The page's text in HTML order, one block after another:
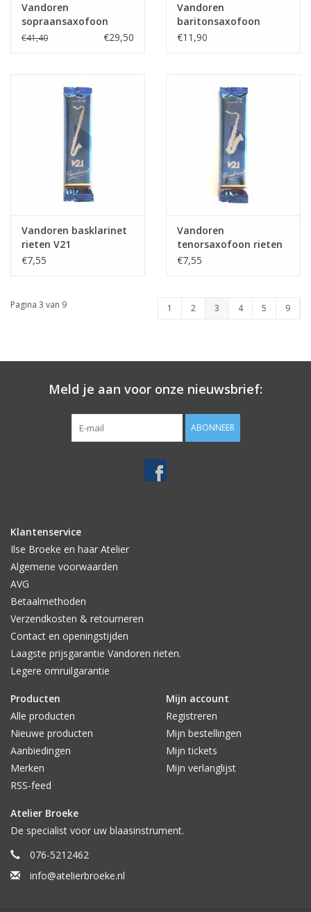
Vandoren
sopraansaxofoon
rieten V21
€41,40 €29,50
Vandoren
baritonsaxofoon
rieten V16
€11,90
Vandoren basklarinet
rieten V21
€7,55
Vandoren
tenorsaxofoon rieten
V21
€7,55
Pagina 3 van 9 1 2 3 4 5 9
Meld je aan voor onze nieuwsbrief:
ABONNEER
Klantenservice
Ilse Broeke en haar Atelier
Algemene voorwaarden
AVG
Betaalmethoden
Verzendkosten & retourneren
Contact en openingstijden
Laagste prijsgarantie Vandoren rieten.
Legere omruilgarantie
Producten
Alle producten
Nieuwe producten
Aanbiedingen
Merken
RSS-feed
Mijn account
Registreren
Mijn bestellingen
Mijn tickets
Mijn verlanglijst
Atelier Broeke
De specialist voor uw blaasinstrument.
076-5212462
info@atelierbroeke.nl